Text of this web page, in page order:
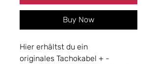
Buy Now
Hier erhältst du ein
originales Tachokabel + -